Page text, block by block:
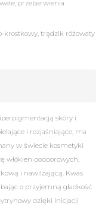
przebarwienia
trądzik różowaty
skóry i
i rozjaśniające, ma
w świecie kosmetyki
włókien podporowych,
i nawilżającą. Kwas
o przyjemną gładkość
dzięki inicjacji